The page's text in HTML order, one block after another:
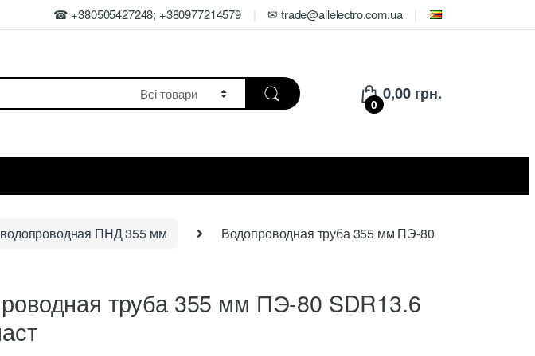
☎ +380505427248; +380977214579 ✉ trade@allelectro.com.ua
0
0,00 грн.
ПНД 355 мм
Водопроводная труба 355 мм ПЭ-80
труба 355 мм ПЭ-80 SDR13.6